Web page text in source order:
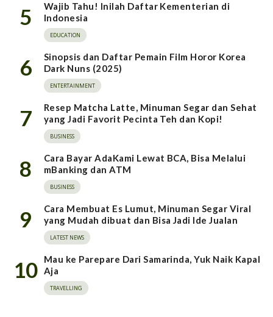
5
Wajib Tahu! Inilah Daftar Kementerian di
Indonesia
EDUCATION
6
Sinopsis dan Daftar Pemain Film Horor Korea
Dark Nuns (2025)
ENTERTAINMENT
7
Resep Matcha Latte, Minuman Segar dan Sehat
yang Jadi Favorit Pecinta Teh dan Kopi!
BUSINESS
8
Cara Bayar AdaKami Lewat BCA, Bisa Melalui
mBanking dan ATM
BUSINESS
9
Cara Membuat Es Lumut, Minuman Segar Viral
yang Mudah dibuat dan Bisa Jadi Ide Jualan
LATEST NEWS
10
Mau ke Parepare Dari Samarinda, Yuk Naik Kapal
Aja
TRAVELLING